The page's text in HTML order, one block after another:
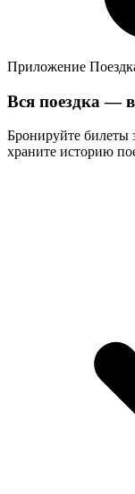
Приложение
Вся поездка —
Бронируйте билеты
храните историю